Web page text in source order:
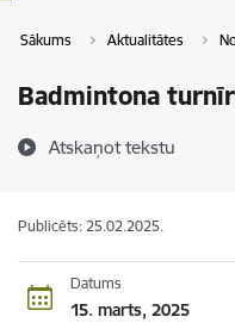
Sākums Aktualitātes
Badmintona
Atskaņot tekstu
Publicēts: 25.02.2025.
Datums
15. marts, 2025